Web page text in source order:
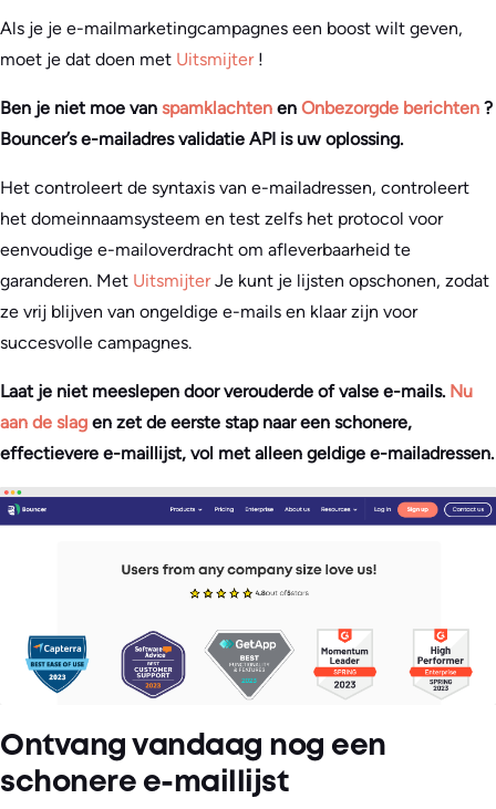
Als je je e-mailmarketingcampagnes een boost wilt geven,
moet je dat doen met Uitsmijter !
Ben je niet moe van spamklachten en Onbezorgde berichten ?
Bouncer’s e-mailadres validatie API is uw oplossing.
Het controleert de syntaxis van e-mailadressen, controleert
het domeinnaamsysteem en test zelfs het protocol voor
eenvoudige e-mailoverdracht om afleverbaarheid te
garanderen. Met UitsmijterJe kunt je lijsten opschonen, zodat
ze vrij blijven van ongeldige e-mails en klaar zijn voor
succesvolle campagnes.
Laat je niet meeslepen door verouderde of valse e-mails. Nu
aan de slag en zet de eerste stap naar een schonere,
effectievere e-maillijst, vol met alleen geldige e-mailadressen.
Ontvang vandaag nog een
schonere e-maillijst